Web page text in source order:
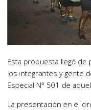
Esta propuesta llegó
los integrantes y gente
Especial N° 501 de
La presentación en el